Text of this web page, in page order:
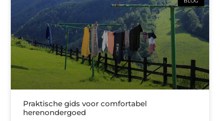
Praktische gids voor comfortabel
herenondergoed